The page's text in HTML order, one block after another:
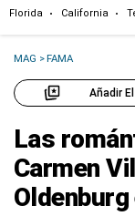
Florida California
MAG >FAMA
Añadir
Las
Carmen